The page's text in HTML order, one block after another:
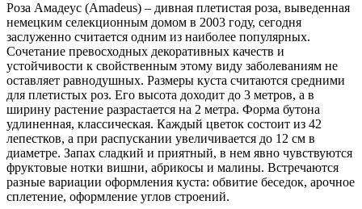
Роза Амадеус (Amadeus) – дивная плетистая роза, выведенная
немецким селекционным домом в 2003 году, сегодня
заслуженно считается одним из наиболее популярных.
Сочетание превосходных декоративных качеств и
устойчивости к свойственным этому виду заболеваниям не
оставляет равнодушных. Размеры куста считаются средними
для плетистых роз. Его высота доходит до 3 метров, а в
ширину растение разрастается на 2 метра. Форма бутона
удлиненная, классическая. Каждый цветок состоит из 42
лепестков, а при распускании увеличивается до 12 см в
диаметре. Запах сладкий и приятный, в нем явно чувствуются
фруктовые нотки вишни, абрикосы и малины. Встречаются
разные вариации оформления куста: обвитие беседок, арочное
сплетение, оформление углов строений.